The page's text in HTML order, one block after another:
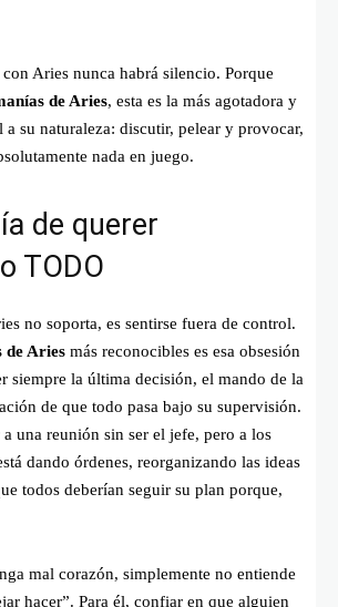
Aries nunca habrá silencio. Porque
de Aries, esta es la más agotadora y
a su naturaleza: discutir, pelear y provocar,
nada en juego.
de querer
TODO
no soporta, es sentirse fuera de control.
de Aries más reconocibles es esa obsesión
siempre la última decisión, el mando de la
de que todo pasa bajo su supervisión.
una reunión sin ser el jefe, pero a los
dando órdenes, reorganizando las ideas
todos deberían seguir su plan porque,
mal corazón, simplemente no entiende
hacer”. Para él, confiar en que alguien